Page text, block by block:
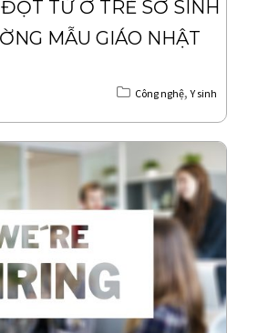
TỬ Ở TRẺ SƠ SINH
MẪU GIÁO NHẬT
Công nghệ,Y sinh